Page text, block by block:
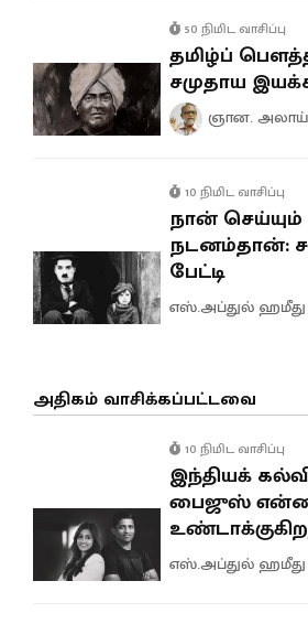
50 நிமிட வாசிப்பு
தமிழ்ப்
சமுதாய
ஞான.
10 நிமிட வாசிப்பு
நான்
நடனம்தான்:
பேட்டி
எஸ்.அப்துல் ஹமீது
அதிகம் வாசிக்கப்பட்டவை
10 நிமிட வாசிப்பு
இந்தியக்
பைஜுஸ் என்ன
எஸ்.அப்துல் ஹமீது